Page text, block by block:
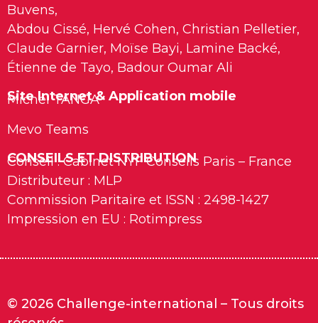
Buvens,
Abdou Cissé, Hervé Cohen, Christian Pelletier,
Claude Garnier, Moïse Bayi, Lamine Backé,
Étienne de Tayo, Badour Oumar Ali
Site Internet & Application mobile
Michel TANGA
Mevo Teams
CONSEILS ET DISTRIBUTION
Conseil : Cabinet NYF Conseils Paris – France
Distributeur : MLP
Commission Paritaire et ISSN : 2498-1427
Impression en EU : Rotimpress
© 2026 Challenge-international – Tous droits